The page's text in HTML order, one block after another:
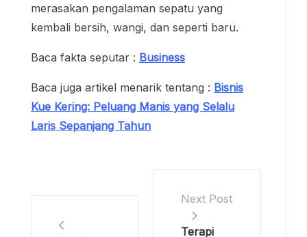
merasakan pengalaman sepatu yang
kembali bersih, wangi, dan seperti baru.
Baca fakta seputar : Business
Baca juga artikel menarik tentang : Bisnis
Kue Kering: Peluang Manis yang Selalu
Laris Sepanjang Tahun
Next Post
Terapi